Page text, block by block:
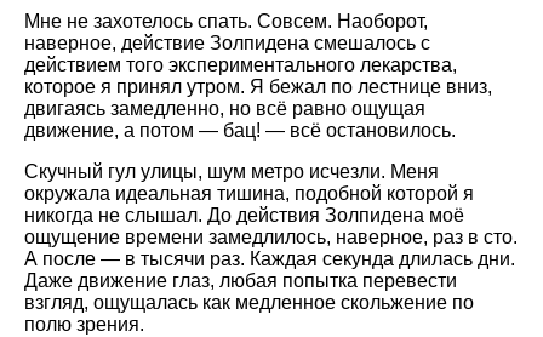
Мне не захотелось спать. Совсем. Наоборот,
наверное, действие Золпидена смешалось с
действием того экспериментального лекарства,
которое я принял утром. Я бежал по лестнице вниз,
двигаясь замедленно, но всё равно ощущая
движение, а потом — бац! — всё остановилось.
Скучный гул улицы, шум метро исчезли. Меня
окружала идеальная тишина, подобной которой я
никогда не слышал. До действия Золпидена моё
ощущение времени замедлилось, наверное, раз в сто.
А после — в тысячи раз. Каждая секунда длилась дни.
Даже движение глаз, любая попытка перевести
взгляд, ощущалась как медленное скольжение по
полю зрения.